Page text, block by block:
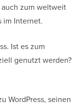
auch zum weltweit
im Internet.
Ist es zum
genutzt werden?
WordPress, seinen